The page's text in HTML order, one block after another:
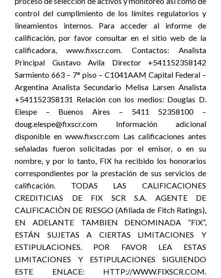
control del cumplimiento de los límites regulatorios y
lineamientos internos. Para acceder al informe de
calificación, por favor consultar en el sitio web de la
calificadora, www.fixscr.com. Contactos: Analista
Principal Gustavo Avila Director +541152358142
Sarmiento 663 – 7° piso – C1041AAM Capital Federal –
Argentina Analista Secundario Melisa Larsen Analista
+541152358131 Relación con los medios: Douglas D.
Elespe – Buenos Aires – 5411 52358100 –
doug.elespe@fixscr.com Información adicional
disponible en www.fixscr.com Las calificaciones antes
señaladas fueron solicitadas por el emisor, o en su
nombre, y por lo tanto, FIX ha recibido los honorarios
correspondientes por la prestación de sus servicios de
calificación. TODAS LAS CALIFICACIONES
CREDITICIAS DE FIX SCR S.A. AGENTE DE
CALIFICACIÒN DE RIESGO (Afiliada de Fitch Ratings),
EN ADELANTE TAMBIEN DENOMINADA “FIX”,
ESTÁN SUJETAS A CIERTAS LIMITACIONES Y
ESTIPULACIONES. POR FAVOR LEA ESTAS
LIMITACIONES Y ESTIPULACIONES SIGUIENDO
ESTE ENLACE: HTTP://WWW.FIXSCR.COM.